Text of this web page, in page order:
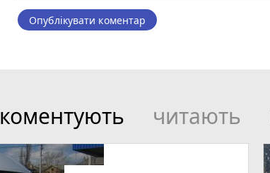
Опублікувати коментар
коментують читають